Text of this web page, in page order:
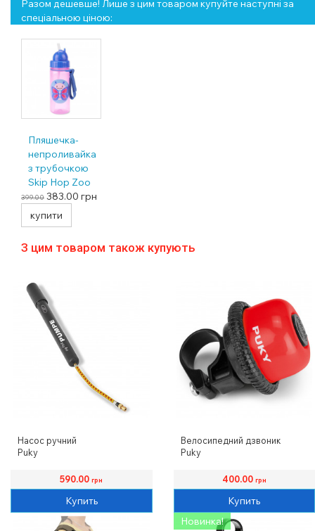
Разом дешевше! Лише з цим товаром купуйте наступні за
спеціальною ціною:
Пляшечка-
непроливайка
з трубочкою
Skip Hop Zoo
Метелик, 6
399.00 383.00 грн
купити
З цим товаром також купують
Насос ручний
Puky
590.00грн
Купить
Велосипедний дзвоник
Puky
400.00 грн
Купить
Новинка!